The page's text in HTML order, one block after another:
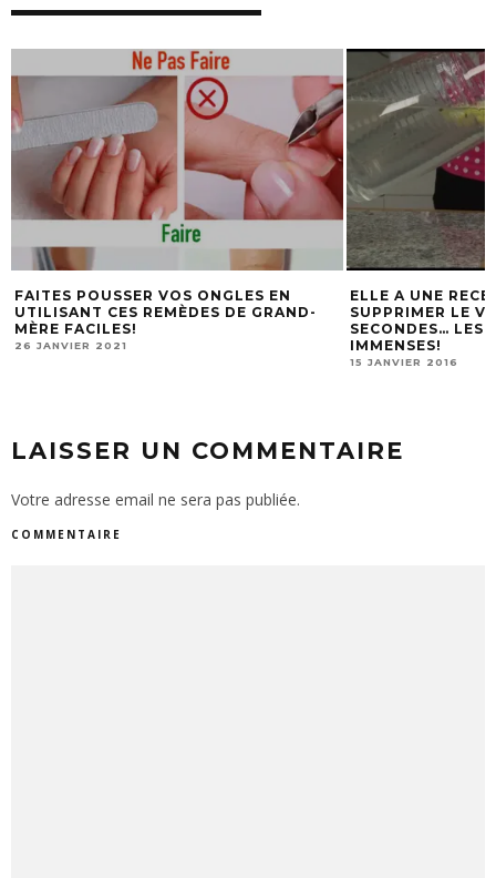
ELLE A UNE RECETTE FACILE POUR
SUPPRIMER LE VENTRE GONFLÉ EN 60
SECONDES… LES BIENFAITS SONT
IMMENSES!
VOICI COMMENT
DOULEUR DU
SECONDES !
2 AVRIL 2016
LAISSER UN COMMENTAIRE
Votre adresse email ne sera pas publiée.
COMMENTAIRE